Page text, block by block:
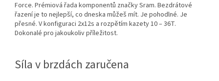
Force. Prémiová řada komponentů značky Sram. Bezdrátové
řazení je to nejlepší, co dneska můžeš mít. Je pohodlné. Je
přesné. V konfiguraci 2x12s a rozpětím kazety 10 – 36T.
Dokonalé pro jakoukoliv příležitost.
Síla v brzdách zaručena